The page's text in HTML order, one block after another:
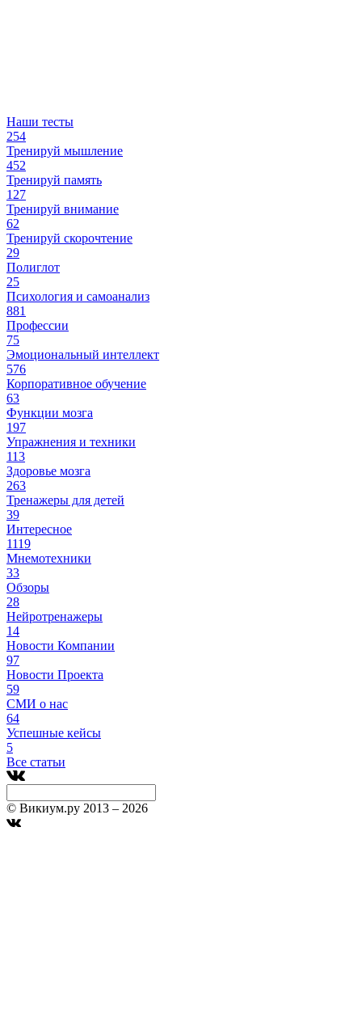
Наши тесты
254
Тренируй мышление
452
Тренируй память
127
Тренируй внимание
62
Тренируй скорочтение
29
Полиглот
25
Психология и самоанализ
881
Профессии
75
Эмоциональный интеллект
576
Корпоративное обучение
63
Функции мозга
197
Упражнения и техники
113
Здоровье мозга
263
Тренажеры для детей
39
Интересное
1119
Мнемотехники
33
Обзоры
28
Нейротренажеры
14
Новости Компании
97
Новости Проекта
59
СМИ о нас
64
Успешные кейсы
5
Все статьи
© Викиум.ру 2013 – 2026